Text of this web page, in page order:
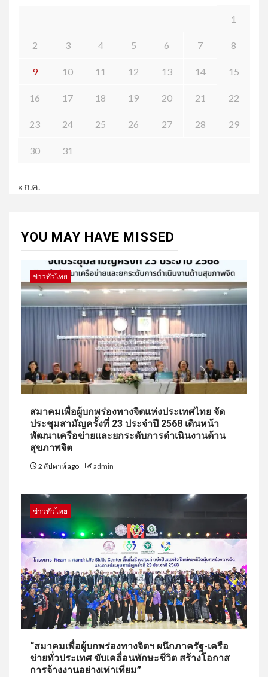
1
2 3 4 5 6 7 8
9 10 11 12 13 14 15
16 17 18 19 20 21 22
23 24 25 26 27 28 29
30 31
« ก.ค.
YOU MAY HAVE MISSED
ข่าวทั่วไทย
สมาคมเพื่อผู้บกพร่องทางจิตแห่งประเทศไทย จัด
ประชุมสามัญครั้งที่ 23 ประจำปี 2568 เดินหน้า
พัฒนาเครือข่ายและยกระดับการดำเนินงานด้าน
สุขภาพจิต
2 สัปดาห์ ago admin
ข่าวทั่วไทย
“สมาคมเพื่อผู้บกพร่องทางจิตฯ ผนึกภาครัฐ-เครือ
ข่ายทั่วประเทศ ขับเคลื่อนทักษะชีวิต สร้างโอกาส
การจ้างงานอย่างเท่าเทียม”